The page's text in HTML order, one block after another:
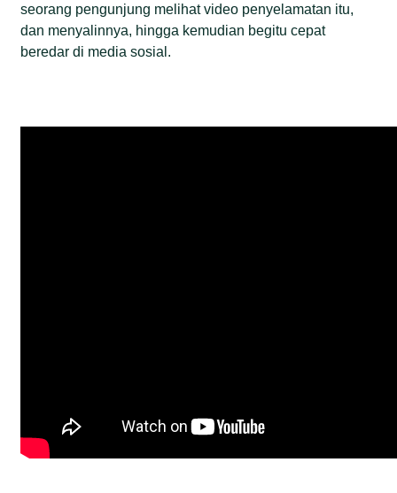
seorang pengunjung melihat video penyelamatan itu,
dan menyalinnya, hingga kemudian begitu cepat
beredar di media sosial.